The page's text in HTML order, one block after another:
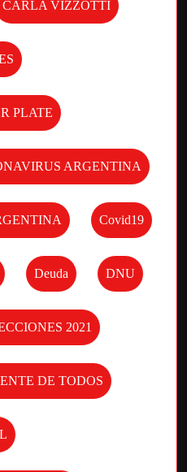
CARLA VIZZOTTI
PLATE
ARGENTINA
Covid19
Deuda DNU
2021
DE TODOS